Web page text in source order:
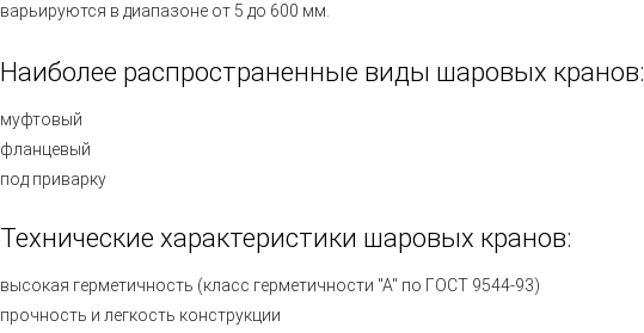
варьируются в диапазоне от 5 до 600 мм.
Наиболее распространенные виды шаровых кранов:
муфтовый
фланцевый
под приварку
Технические характеристики шаровых кранов:
высокая герметичность (класс герметичности "А" по ГОСТ 9544-93)
прочность и легкость конструкции